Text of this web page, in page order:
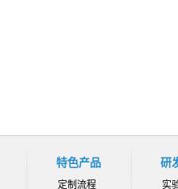
特色产品
定制流程
研
实